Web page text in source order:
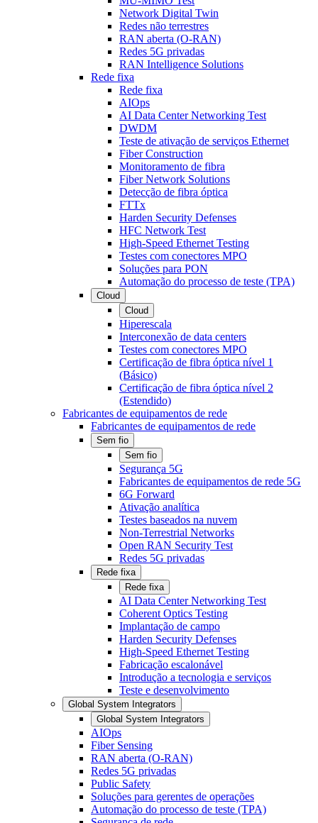
Network Digital Twin
Redes não terrestres
RAN aberta (O-RAN)
Redes 5G privadas
RAN Intelligence Solutions
Rede fixa
Rede fixa
AIOps
AI Data Center Networking Test
DWDM
Teste de ativação de serviços Ethernet
Fiber Construction
Monitoramento de fibra
Fiber Network Solutions
Detecção de fibra óptica
FTTx
Harden Security Defenses
HFC Network Test
High-Speed Ethernet Testing
Testes com conectores MPO
Soluções para PON
Automação do processo de teste (TPA)
Cloud
Cloud
Hiperescala
Interconexão de data centers
Testes com conectores MPO
Certificação de fibra óptica nível 1
(Básico)
Certificação de fibra óptica nível 2
(Estendido)
Fabricantes de equipamentos de rede
Fabricantes de equipamentos de rede
Sem fio
Sem fio
Segurança 5G
Fabricantes de equipamentos de rede 5G
6G Forward
Ativação analítica
Testes baseados na nuvem
Non-Terrestrial Networks
Open RAN Security Test
Redes 5G privadas
Rede fixa
Rede fixa
AI Data Center Networking Test
Coherent Optics Testing
Implantação de campo
Harden Security Defenses
High-Speed Ethernet Testing
Fabricação escalonável
Introdução a tecnologia e serviços
Teste e desenvolvimento
Global System Integrators
Global System Integrators
AIOps
Fiber Sensing
RAN aberta (O-RAN)
Redes 5G privadas
Public Safety
Soluções para gerentes de operações
Automação do processo de teste (TPA)